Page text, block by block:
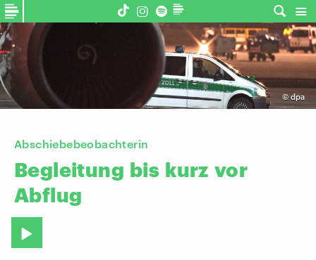
© dpa
Abschiebebeobachterin
Begleitung bis kurz vor
Abflug